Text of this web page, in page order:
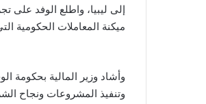
إلى ليبيا، واطلع الوفد على
ميكنة المعاملات الحكومية
وأشاد وزير المالية بحكومة
وتنفيذ المشروعات ونجاح